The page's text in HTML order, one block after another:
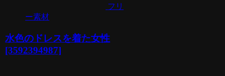
フリ
ー素材
水色のドレスを着た女性
[3592394987]